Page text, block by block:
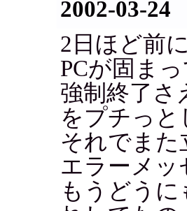
2002-03-
2日ほど前
PCが固ま
強制終了さ
をプチっ
それでま
エラーメッ
もうどう